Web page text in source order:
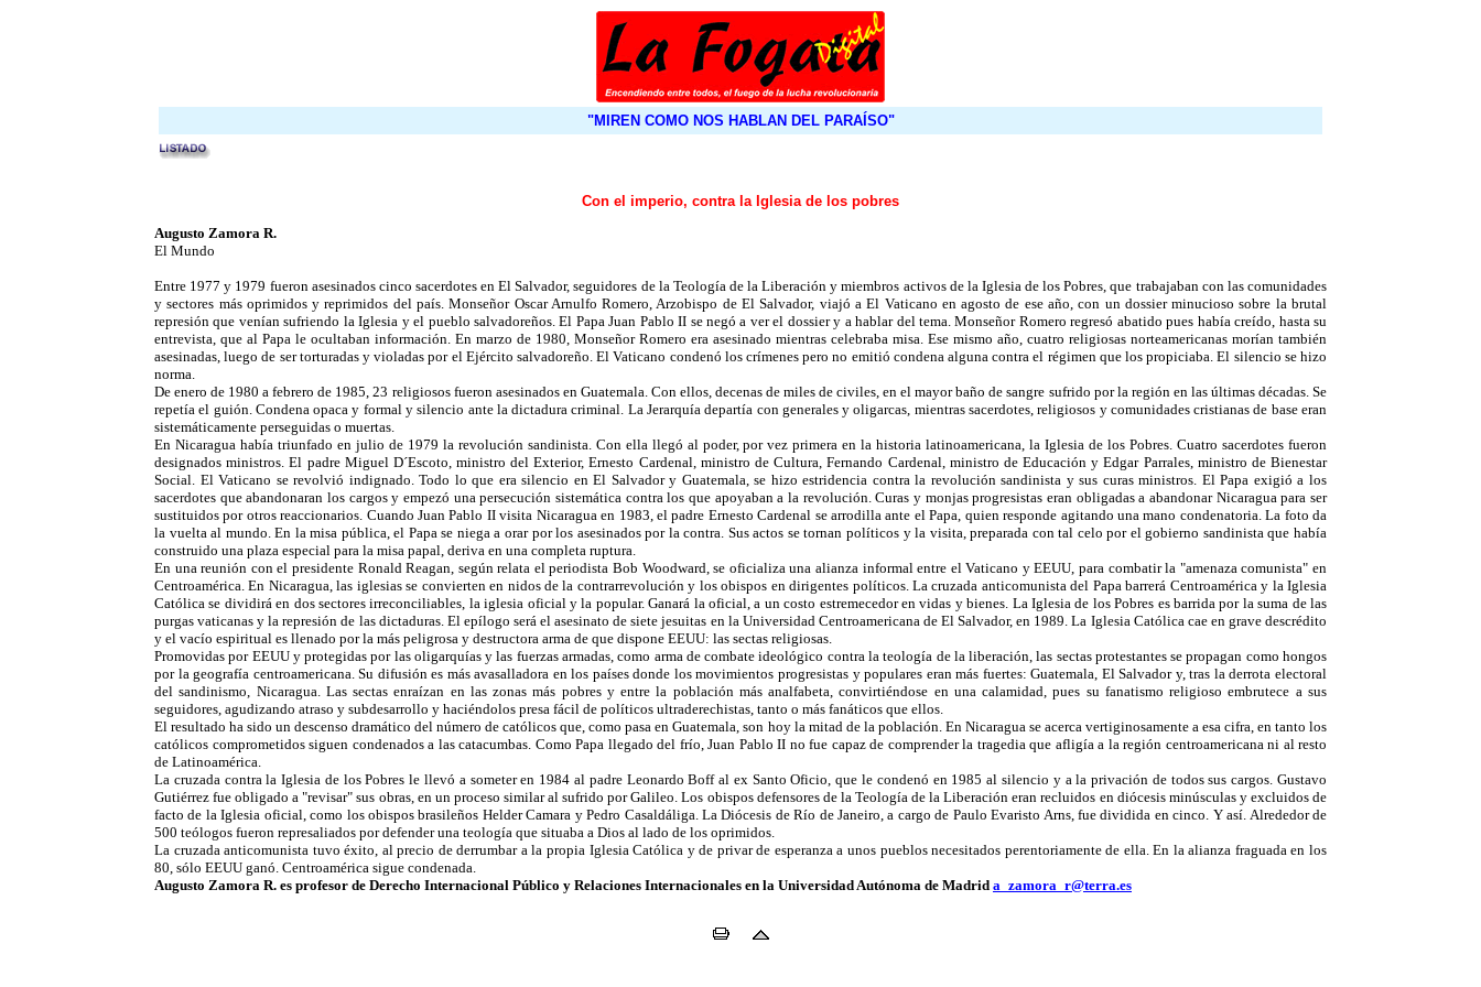
"MIREN COMO NOS HABLAN DEL PARAÍSO"
Con el imperio, contra la Iglesia de los pobres
Augusto Zamora R.
El Mundo
Entre 1977 y 1979 fueron asesinados cinco sacerdotes en El Salvador, seguidores de la Teología de la Liberación y miembros activos de la Iglesia de los Pobres, que trabajaban con las comunidades
y sectores más oprimidos y reprimidos del país. Monseñor Oscar Arnulfo Romero, Arzobispo de El Salvador, viajó a El Vaticano en agosto de ese año, con un dossier minucioso sobre la brutal
represión que venían sufriendo la Iglesia y el pueblo salvadoreños. El Papa Juan Pablo II se negó a ver el dossier y a hablar del tema. Monseñor Romero regresó abatido pues había creído, hasta su
entrevista, que al Papa le ocultaban información. En marzo de 1980, Monseñor Romero era asesinado mientras celebraba misa. Ese mismo año, cuatro religiosas norteamericanas morían también
asesinadas, luego de ser torturadas y violadas por el Ejército salvadoreño. El Vaticano condenó los crímenes pero no emitió condena alguna contra el régimen que los propiciaba. El silencio se hizo
norma.
De enero de 1980 a febrero de 1985, 23 religiosos fueron asesinados en Guatemala. Con ellos, decenas de miles de civiles, en el mayor baño de sangre sufrido por la región en las últimas décadas. Se
repetía el guión. Condena opaca y formal y silencio ante la dictadura criminal. La Jerarquía departía con generales y oligarcas, mientras sacerdotes, religiosos y comunidades cristianas de base eran
sistemáticamente perseguidas o muertas.
En Nicaragua había triunfado en julio de 1979 la revolución sandinista. Con ella llegó al poder, por vez primera en la historia latinoamericana, la Iglesia de los Pobres. Cuatro sacerdotes fueron
designados ministros. El padre Miguel D´Escoto, ministro del Exterior, Ernesto Cardenal, ministro de Cultura, Fernando Cardenal, ministro de Educación y Edgar Parrales, ministro de Bienestar
Social. El Vaticano se revolvió indignado. Todo lo que era silencio en El Salvador y Guatemala, se hizo estridencia contra la revolución sandinista y sus curas ministros. El Papa exigió a los
sacerdotes que abandonaran los cargos y empezó una persecución sistemática contra los que apoyaban a la revolución. Curas y monjas progresistas eran obligadas a abandonar Nicaragua para ser
sustituidos por otros reaccionarios. Cuando Juan Pablo II visita Nicaragua en 1983, el padre Ernesto Cardenal se arrodilla ante el Papa, quien responde agitando una mano condenatoria. La foto da
la vuelta al mundo. En la misa pública, el Papa se niega a orar por los asesinados por la contra. Sus actos se tornan políticos y la visita, preparada con tal celo por el gobierno sandinista que había
construido una plaza especial para la misa papal, deriva en una completa ruptura.
En una reunión con el presidente Ronald Reagan, según relata el periodista Bob Woodward, se oficializa una alianza informal entre el Vaticano y EEUU, para combatir la "amenaza comunista" en
Centroamérica. En Nicaragua, las iglesias se convierten en nidos de la contrarrevolución y los obispos en dirigentes políticos. La cruzada anticomunista del Papa barrerá Centroamérica y la Iglesia
Católica se dividirá en dos sectores irreconciliables, la iglesia oficial y la popular. Ganará la oficial, a un costo estremecedor en vidas y bienes. La Iglesia de los Pobres es barrida por la suma de las
purgas vaticanas y la represión de las dictaduras. El epílogo será el asesinato de siete jesuitas en la Universidad Centroamericana de El Salvador, en 1989. La Iglesia Católica cae en grave descrédito
y el vacío espiritual es llenado por la más peligrosa y destructora arma de que dispone EEUU: las sectas religiosas.
Promovidas por EEUU y protegidas por las oligarquías y las fuerzas armadas, como arma de combate ideológico contra la teología de la liberación, las sectas protestantes se propagan como hongos
por la geografía centroamericana. Su difusión es más avasalladora en los países donde los movimientos progresistas y populares eran más fuertes: Guatemala, El Salvador y, tras la derrota electoral
del sandinismo, Nicaragua. Las sectas enraízan en las zonas más pobres y entre la población más analfabeta, convirtiéndose en una calamidad, pues su fanatismo religioso embrutece a sus
seguidores, agudizando atraso y subdesarrollo y haciéndolos presa fácil de políticos ultraderechistas, tanto o más fanáticos que ellos.
El resultado ha sido un descenso dramático del número de católicos que, como pasa en Guatemala, son hoy la mitad de la población. En Nicaragua se acerca vertiginosamente a esa cifra, en tanto los
católicos comprometidos siguen condenados a las catacumbas. Como Papa llegado del frío, Juan Pablo II no fue capaz de comprender la tragedia que afligía a la región centroamericana ni al resto
de Latinoamérica.
La cruzada contra la Iglesia de los Pobres le llevó a someter en 1984 al padre Leonardo Boff al ex Santo Oficio, que le condenó en 1985 al silencio y a la privación de todos sus cargos. Gustavo
Gutiérrez fue obligado a "revisar" sus obras, en un proceso similar al sufrido por Galileo. Los obispos defensores de la Teología de la Liberación eran recluidos en diócesis minúsculas y excluidos de
facto de la Iglesia oficial, como los obispos brasileños Helder Camara y Pedro Casaldáliga. La Diócesis de Río de Janeiro, a cargo de Paulo Evaristo Arns, fue dividida en cinco. Y así. Alrededor de
500 teólogos fueron represaliados por defender una teología que situaba a Dios al lado de los oprimidos.
La cruzada anticomunista tuvo éxito, al precio de derrumbar a la propia Iglesia Católica y de privar de esperanza a unos pueblos necesitados perentoriamente de ella. En la alianza fraguada en los
80, sólo EEUU ganó. Centroamérica sigue condenada.
Augusto Zamora R. es profesor de Derecho Internacional Público y Relaciones Internacionales en la Universidad Autónoma de Madrid a_zamora_r@terra.es